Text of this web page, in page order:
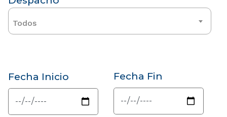
Todos
Fecha Inicio Fecha Fin